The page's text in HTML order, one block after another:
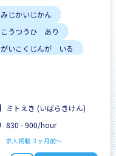
みじかいじかん
こうつうひ あり
がいこくじんが いる
はじめて OK
土日 しごと
ミトえき (いばらきけん)
830 - 900/hour
求人掲載 ３ヶ月前〜